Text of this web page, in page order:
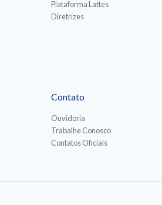
Plataforma Lattes
Diretrizes
Contato
Ouvidoria
Trabalhe Conosco
Contatos Oficiais